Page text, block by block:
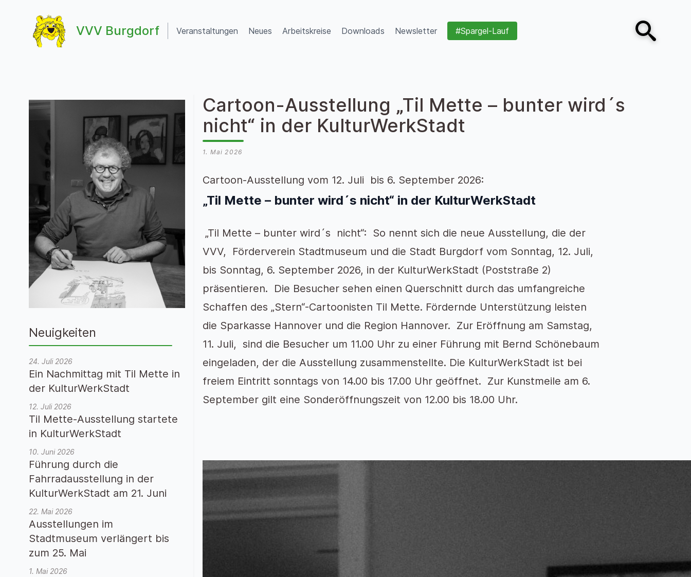
VVV Burgdorf
VVV Burgdorf
Veranstaltungen Neues Arbeitskreise Downloads Newsletter #Spargel-Lauf
Open search
Cartoon-Ausstellung „Til Mette – bunter wird´s
nicht“ in der KulturWerkStadt
1. Mai 2026
Cartoon-Ausstellung vom 12. Juli bis 6. September 2026:
„Til Mette – bunter wird´s nicht“ in der KulturWerkStadt
„Til Mette – bunter wird´s nicht“: So nennt sich die neue Ausstellung, die der
VVV, Förderverein Stadtmuseum und die Stadt Burgdorf vom Sonntag, 12. Juli,
bis Sonntag, 6. September 2026, in der KulturWerkStadt (Poststraße 2)
präsentieren. Die Besucher sehen einen Querschnitt durch das umfangreiche
Schaffen des „Stern“-Cartoonisten Til Mette. Fördernde Unterstützung leisten
die Sparkasse Hannover und die Region Hannover. Zur Eröffnung am Samstag,
11. Juli, sind die Besucher um 11.00 Uhr zu einer Führung mit Bernd Schönebaum
eingeladen, der die Ausstellung zusammenstellte. Die KulturWerkStadt ist bei
freiem Eintritt sonntags von 14.00 bis 17.00 Uhr geöffnet. Zur Kunstmeile am 6.
September gilt eine Sonderöffnungszeit von 12.00 bis 18.00 Uhr.
Neuigkeiten
24. Juli 2026
Ein Nachmittag mit Til Mette in
der KulturWerkStadt
12. Juli 2026
Til Mette-Ausstellung startete
in KulturWerkStadt
10. Juni 2026
Führung durch die
Fahrradausstellung in der
KulturWerkStadt am 21. Juni
22. Mai 2026
Ausstellungen im
Stadtmuseum verlängert bis
zum 25. Mai
1. Mai 2026